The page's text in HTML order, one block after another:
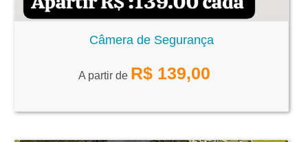
Câmera de Segurança
A partir de R$ 139,00